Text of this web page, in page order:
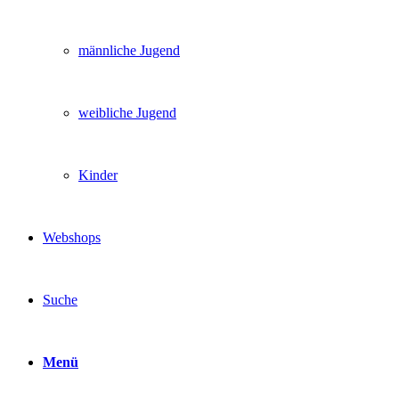
männliche Jugend
weibliche Jugend
Kinder
Webshops
Suche
Menü